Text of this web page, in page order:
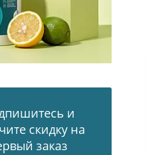
и
скидку на
заказ